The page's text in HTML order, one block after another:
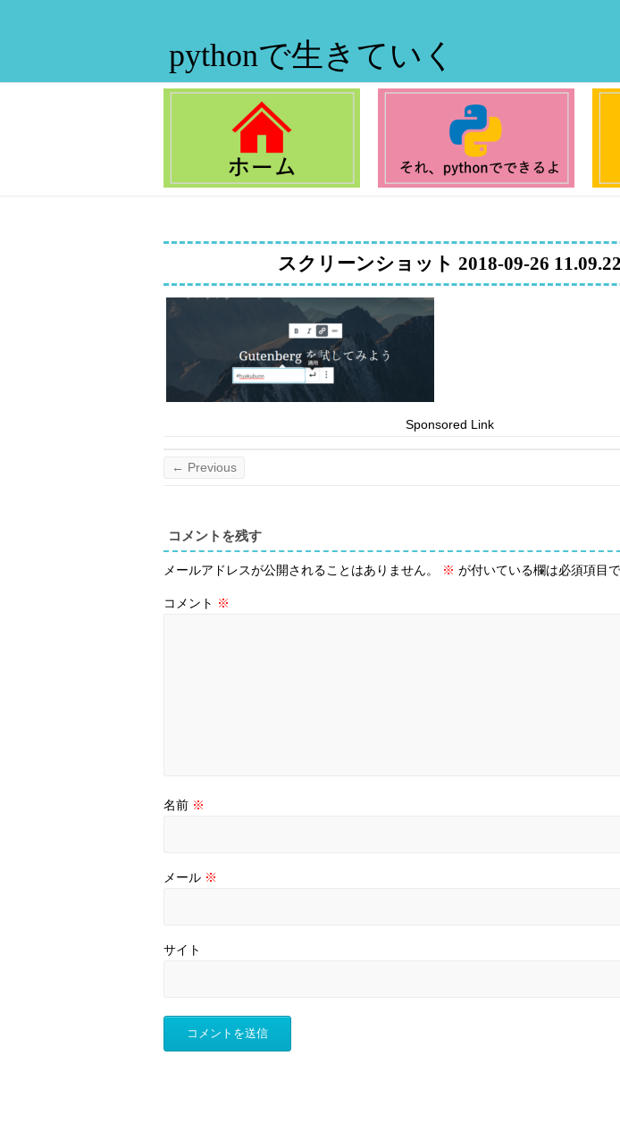
pythonで生きていく
スクリーンショット 2018-09-26 11.09.22
Sponsored Link
← Previous
コメントを残す
メールアドレスが公開されることはありません。 ※ が付いている欄は必須項目
コメント ※
名前 ※
メール ※
サイト